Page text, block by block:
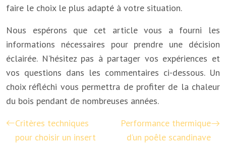
faire le choix le plus adapté à votre situation.
Nous espérons que cet article vous a fourni les
informations nécessaires pour prendre une décision
éclairée. N’hésitez pas à partager vos expériences et
vos questions dans les commentaires ci-dessous. Un
choix réfléchi vous permettra de profiter de la chaleur
du bois pendant de nombreuses années.
Critères techniques
pour choisir un insert
Performance thermique
d’un poêle scandinave